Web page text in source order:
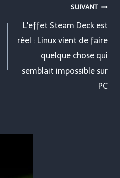
SUIVANT
L'effet Steam Deck est
réel : Linux vient de faire
quelque chose qui
semblait impossible sur
PC